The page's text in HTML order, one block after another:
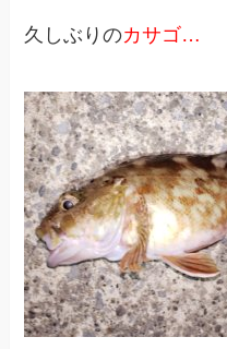
久しぶりのカサゴ…